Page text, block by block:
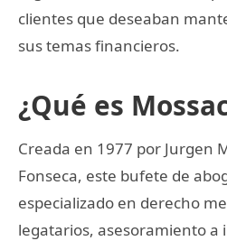
clientes que deseaban
sus temas financieros.
¿Qué es
Creada en 1977 por Jurgen
Fonseca, este bufete de
especializado en derecho
legatarios, asesoramiento a